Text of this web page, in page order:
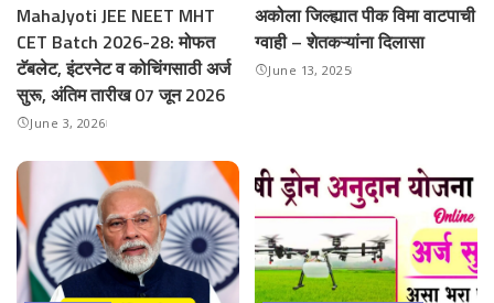
MahaJyoti JEE NEET MHT
CET Batch 2026-28: मोफत
टॅबलेट, इंटरनेट व कोचिंगसाठी अर्ज
सुरू, अंतिम तारीख 07 जून 2026
June 3, 2026
अकोला जिल्ह्यात पीक विमा वाटपाची
ग्वाही – शेतकऱ्यांना दिलासा
June 13, 2025